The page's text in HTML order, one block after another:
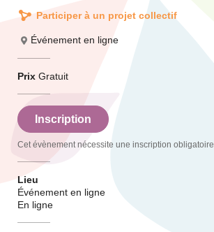
Participer à un projet collectif
Événement en ligne
Prix Gratuit
Inscription
Cet évènement nécessite une inscription obligatoire
Lieu
Événement en ligne
En ligne